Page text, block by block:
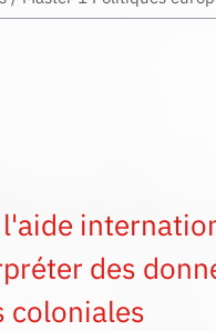
des cours
des
coloniales